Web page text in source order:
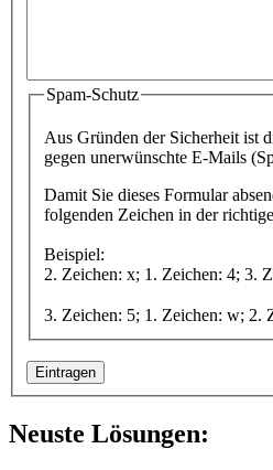
Spam-Schutz
Aus Gründen der Sicherheit ist
gegen unerwünschte E-Mails
Damit Sie dieses Formular
folgenden Zeichen in der
Beispiel:
2. Zeichen: x; 1. Zeichen: 4; 3.
3.
Neuste Lösungen: